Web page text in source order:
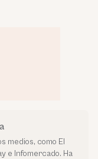
medios, como El
e Infomercado. Ha